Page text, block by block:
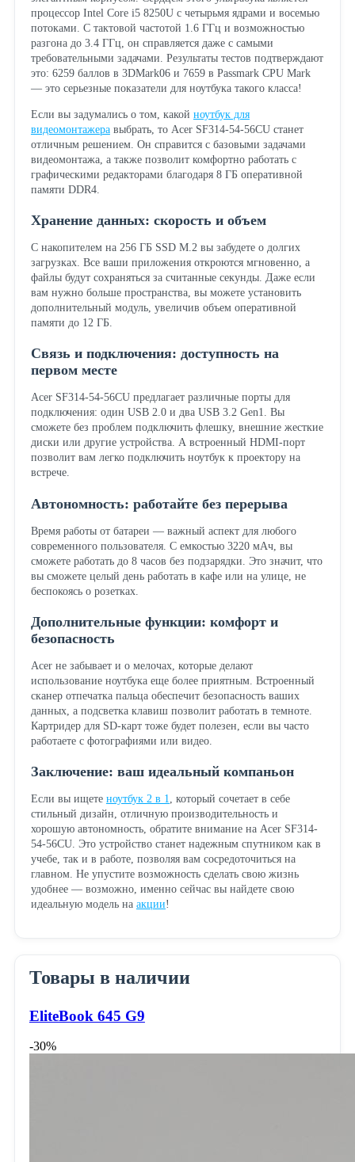
процессор Intel Core i5 8250U с четырьмя ядрами и восемью
потоками. С тактовой частотой 1.6 ГГц и возможностью
разгона до 3.4 ГГц, он справляется даже с самыми
требовательными задачами. Результаты тестов подтверждают
это: 6259 баллов в 3DMark06 и 7659 в Passmark CPU Mark
— это серьезные показатели для ноутбука такого класса!
Если вы задумались о том, какой ноутбук для
видеомонтажеравыбрать, то Acer SF314-54-56CU станет
отличным решением. Он справится с базовыми задачами
видеомонтажа, а также позволит комфортно работать с
графическими редакторами благодаря 8 ГБ оперативной
памяти DDR4.
Хранение данных: скорость и объем
С накопителем на 256 ГБ SSD M.2 вы забудете о долгих
загрузках. Все ваши приложения откроются мгновенно, а
файлы будут сохраняться за считанные секунды. Даже если
вам нужно больше пространства, вы можете установить
дополнительный модуль, увеличив объем оперативной
памяти до 12 ГБ.
Связь и подключения: доступность на
первом месте
Acer SF314-54-56CU предлагает различные порты для
подключения: один USB 2.0 и два USB 3.2 Gen1. Вы
сможете без проблем подключить флешку, внешние жесткие
диски или другие устройства. А встроенный HDMI-порт
позволит вам легко подключить ноутбук к проектору на
встрече.
Автономность: работайте без перерыва
Время работы от батареи — важный аспект для любого
современного пользователя. С емкостью 3220 мАч, вы
сможете работать до 8 часов без подзарядки. Это значит, что
вы сможете целый день работать в кафе или на улице, не
беспокоясь о розетках.
Дополнительные функции: комфорт и
безопасность
Acer не забывает и о мелочах, которые делают
использование ноутбука еще более приятным. Встроенный
сканер отпечатка пальца обеспечит безопасность ваших
данных, а подсветка клавиш позволит работать в темноте.
Картридер для SD-карт тоже будет полезен, если вы часто
работаете с фотографиями или видео.
Заключение: ваш идеальный компаньон
Если вы ищете ноутбук 2 в 1
, который сочетает в себе
стильный дизайн, отличную производительность и
хорошую автономность, обратите внимание на Acer SF314-
54-56CU. Это устройство станет надежным спутником как в
учебе, так и в работе, позволяя вам сосредоточиться на
главном. Не упустите возможность сделать свою жизнь
удобнее — возможно, именно сейчас вы найдете свою
идеальную модель на акции!
Товары в наличии
EliteBook 645 G9
-30%